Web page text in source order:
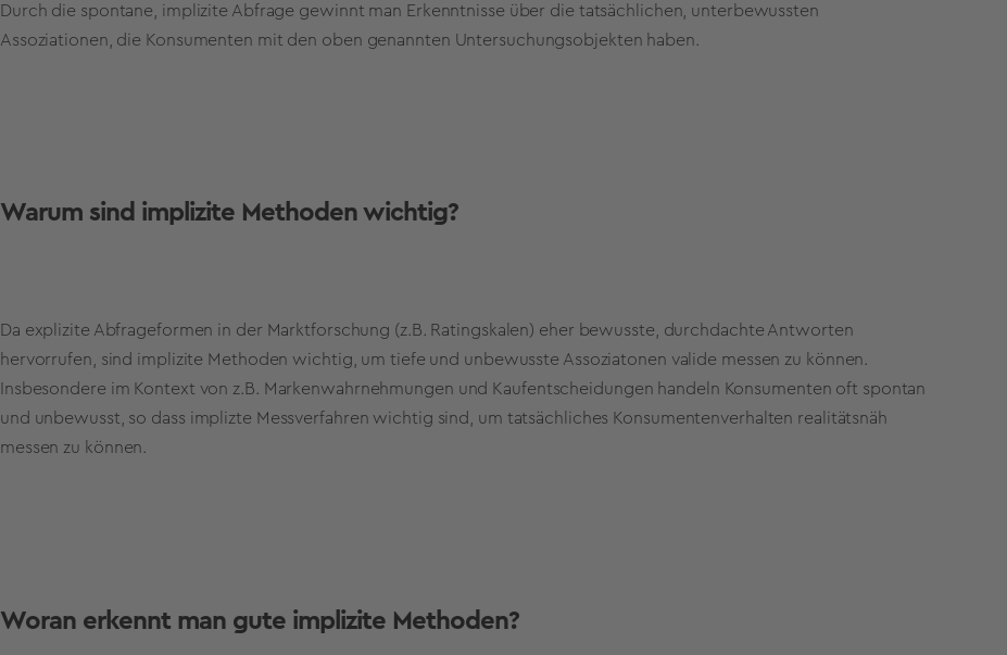
Durch die spontane, implizite Abfrage gewinnt man Erkenntnisse über die tatsächlichen, unterbewussten
Assoziationen, die Konsumenten mit den oben genannten Untersuchungsobjekten haben.
Warum sind implizite Methoden wichtig?
Da explizite Abfrageformen in der Marktforschung (z.B. Ratingskalen) eher bewusste, durchdachte Antworten
hervorrufen, sind implizite Methoden wichtig, um tiefe und unbewusste Assoziatonen valide messen zu können.
Insbesondere im Kontext von z.B. Markenwahrnehmungen und Kaufentscheidungen handeln Konsumenten oft spontan
und unbewusst, so dass implizte Messverfahren wichtig sind, um tatsächliches Konsumentenverhalten realitätsnäh
messen zu können.
Woran erkennt man gute implizite Methoden?